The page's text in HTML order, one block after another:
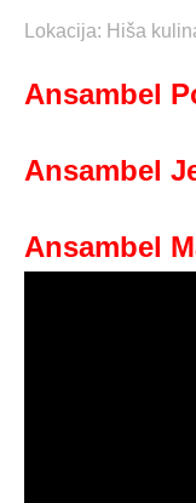
Lokacija: Hiša
Ansambel
Ansambel
Ansambel